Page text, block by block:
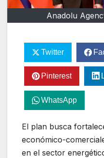
Anadolu
Twitter
Pinterest
WhatsApp
El plan busca
económico-
en el sector